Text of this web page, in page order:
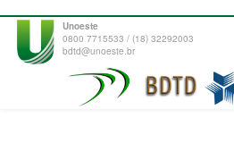
Unoeste
0800 7715533 / (18) 32292003
bdtd@unoeste.br